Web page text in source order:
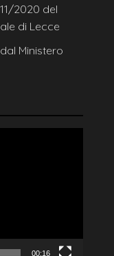
2020 del
di Lecce
Ministero
00:16